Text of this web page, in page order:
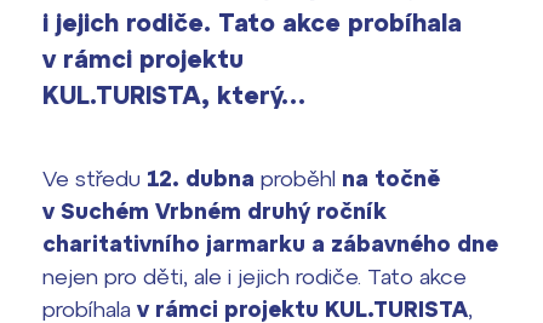
Výsledky 1. kola přijímacího řízení
2026/2027
Maturitní zkoušky
Europass
FOCUSing
Zahraniční stipendia
Bakaláři
Office 365
i jejich rodiče. Tato akce probíhala
v rámci projektu
KUL.TURISTA, který…
Ve středu 12. dubna proběhl na točně
v Suchém Vrbném druhý ročník
charitativního jarmarku a zábavného dne
nejen pro děti, ale i jejich rodiče. Tato akce
probíhala v rámci projektu KUL.TURISTA,